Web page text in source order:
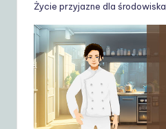
Życie przyjazne dla środowiska